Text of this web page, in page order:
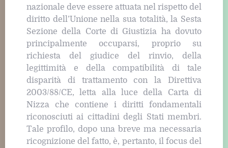
nazionale deve essere attuata nel rispetto del
diritto dell’Unione nella sua totalità, la Sesta
Sezione della Corte di Giustizia ha dovuto
principalmente occuparsi, proprio su
richiesta del giudice del rinvio, della
legittimità e della compatibilità di tale
disparità di trattamento con la Direttiva
2003/88/CE, letta alla luce della Carta di
Nizza che contiene i diritti fondamentali
riconosciuti ai cittadini degli Stati membri.
Tale profilo, dopo una breve ma necessaria
ricognizione del fatto, è, pertanto, il focus del